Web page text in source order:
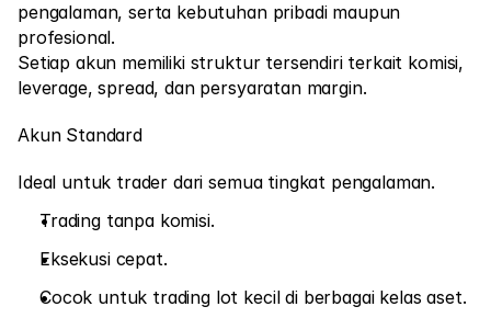
Jenis Akun
Spesifikasi Akun
Pasar
Forex
Logam
Indeks
Saham
pengalaman, serta kebutuhan pribadi maupun
profesional.
Setiap akun memiliki struktur tersendiri terkait komisi,
leverage, spread, dan persyaratan margin.
Akun Standard
Ideal untuk trader dari semua tingkat pengalaman.
Trading tanpa komisi.
Eksekusi cepat.
Cocok untuk trading lot kecil di berbagai kelas aset.